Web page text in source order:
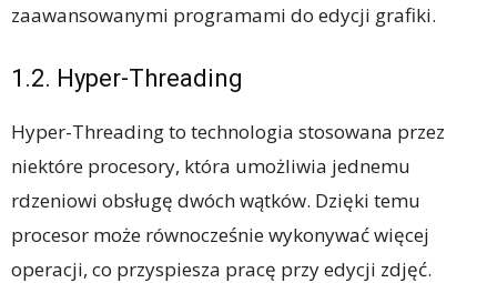
zaawansowanymi programami do edycji grafiki.
1.2. Hyper-Threading
Hyper-Threading to technologia stosowana przez
niektóre procesory, która umożliwia jednemu
rdzeniowi obsługę dwóch wątków. Dzięki temu
procesor może równocześnie wykonywać więcej
operacji, co przyspiesza pracę przy edycji zdjęć.